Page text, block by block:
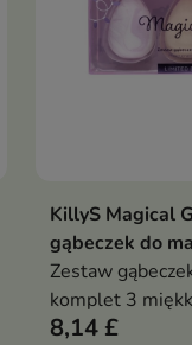
Pokaż
KillyS Magical
gąbeczek do
Zestaw
komplet 3
3D, które
8,14 £